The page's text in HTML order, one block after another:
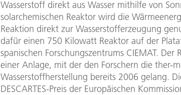
Wasserstoff direkt aus Wasser mithilfe von
solarchemischen Reaktor wird die
Reaktion direkt zur Wasserstofferzeugung
dafür einen 750 Kilowatt Reaktor auf der
spanischen Forschungszentrums CIEMAT.
einer Anlage, mit der den Forschern die ther-
Wasserstoffherstellung bereits 2006 gelang.
DESCARTES-Preis der Europäischen